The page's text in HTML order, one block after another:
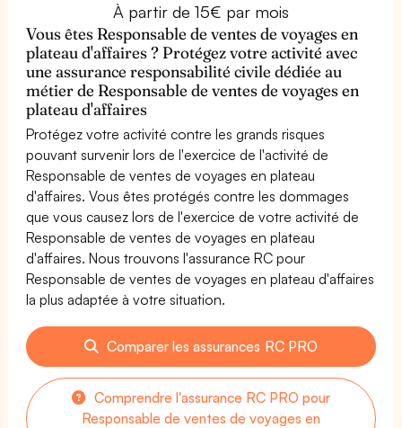
À partir de 15€ par mois
Vous êtes Responsable de ventes de voyages en
plateau d'affaires ? Protégez votre activité avec
une assurance responsabilité civile dédiée au
métier de Responsable de ventes de voyages en
plateau d'affaires
Protégez votre activité contre les grands risques
pouvant survenir lors de l'exercice de l'activité de
Responsable de ventes de voyages en plateau
d'affaires. Vous êtes protégés contre les dommages
que vous causez lors de l'exercice de votre activité de
Responsable de ventes de voyages en plateau
d'affaires. Nous trouvons l'assurance RC pour
Responsable de ventes de voyages en plateau d'affaires
la plus adaptée à votre situation.
Comparer les assurances RC PRO
Comprendre l'assurance RC PRO pour
Responsable de ventes de voyages en